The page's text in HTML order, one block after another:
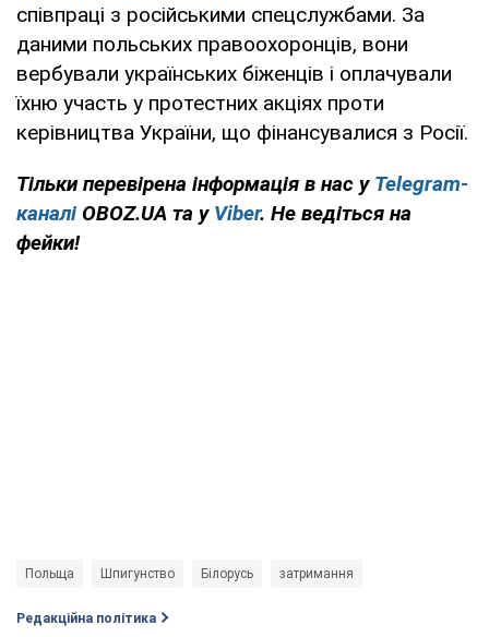
співпраці з російськими спецслужбами. За
даними польських правоохоронців, вони
вербували українських біженців і оплачували
їхню участь у протестних акціях проти
керівництва України, що фінансувалися з Росії.
Тільки перевірена інформація в нас у Telegram-
каналі OBOZ.UA та у Viber. Не ведіться на
фейки!
Польща Шпигунство Білорусь затримання
Редакційна політика